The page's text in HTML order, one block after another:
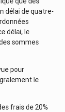
délai de quatre-
délai, le
sommes
pour
le
frais de 20%